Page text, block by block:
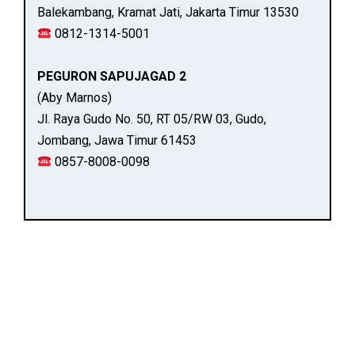
Balekambang, Kramat Jati, Jakarta Timur 13530
0812-1314-5001
PEGURON SAPUJAGAD 2
(Aby Marnos)
Jl. Raya Gudo No. 50, RT 05/RW 03, Gudo,
Jombang, Jawa Timur 61453
0857-8008-0098